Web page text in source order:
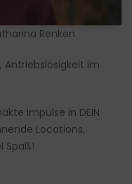
Renken
Antriebslosigkeit im
Impulse in DEIN
Locations,
Spaß!